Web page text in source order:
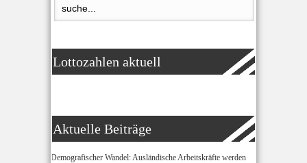
Lottozahlen aktuell
Aktuelle Beiträge
Demografischer Wandel: Ausländische Arbeitskräfte werden